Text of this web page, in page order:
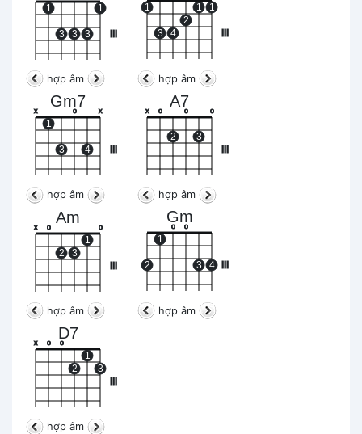
III
1
3 3 3
1
hợp âm
1
3 4
2
1 1
hợp âm
Gm7
III
x
1
3
o
4
x
hợp âm
A7
x o
2
o
3
o
hợp âm
Am
III
x o
2 3
1
o
hợp âm
Gm
2
1
o o
3 4
hợp âm
D7
III
x o o
2
1
3
hợp âm